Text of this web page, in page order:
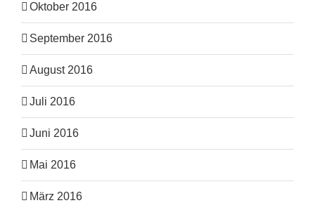
Oktober 2016
September 2016
August 2016
Juli 2016
Juni 2016
Mai 2016
März 2016